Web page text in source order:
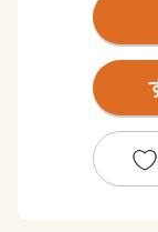
出世しました。
近代では、世
輩出したほか
まれています。
浜松市は東京
人の政令指定